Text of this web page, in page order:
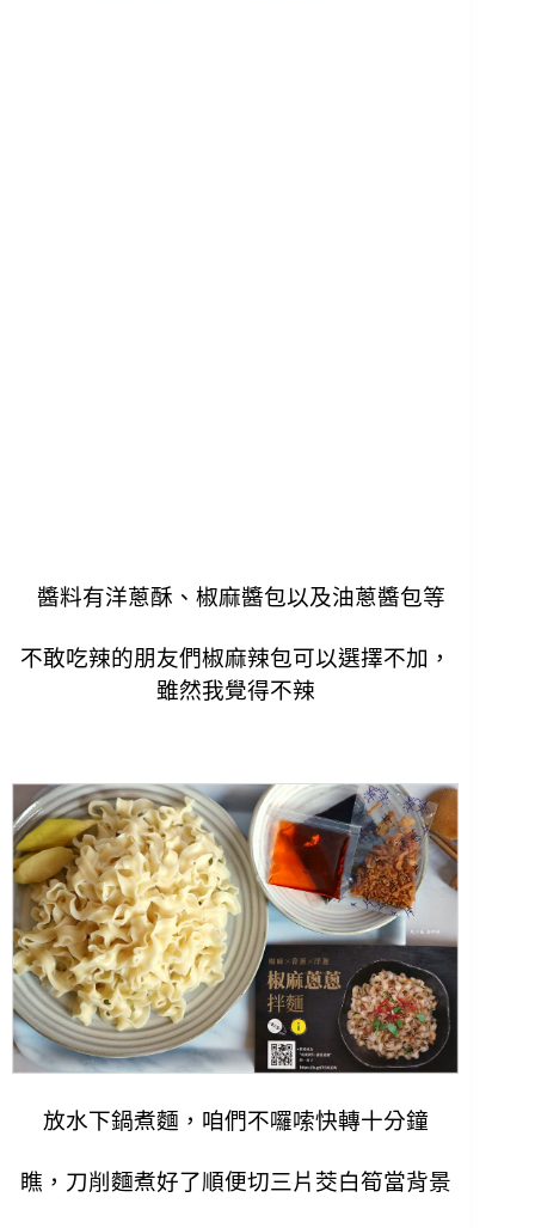
醬料有洋蔥酥、椒麻醬包以及油蔥醬包等
不敢吃辣的朋友們椒麻辣包可以選擇不加，
雖然我覺得不辣
放水下鍋煮麵， 咱們不囉嗦快轉十分鐘
瞧，刀削麵煮好了順便切三片茭白筍當背景